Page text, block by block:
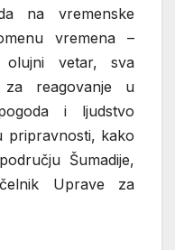
na vremenske
vremena –
vetar, sva
za reagovanje u
i ljudstvo
pripravnosti, kako
Šumadije,
Uprave za